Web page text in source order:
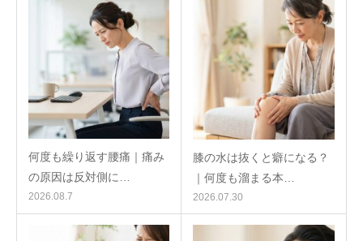
何度も繰り返す腰痛｜痛み
の原因は反対側に…
2026.08.7
膝の水は抜くと癖になる？
｜何度も溜まる本…
2026.07.30